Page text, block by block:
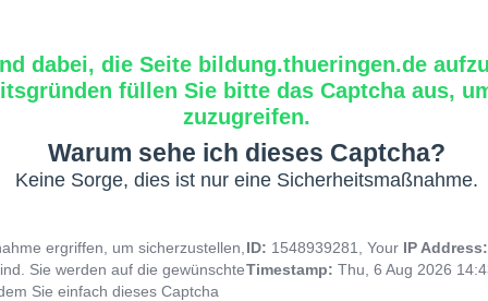
dabei, die Seite bildung.thueringen.de
füllen Sie bitte das Captcha aus,
zuzugreifen.
Warum sehe ich dieses Captcha?
Keine Sorge, dies ist nur eine Sicherheitsmaßnahme.
ergriffen, um sicherzustellen,
Sie werden auf die gewünschte
Sie einfach dieses Captcha
ID: 1548939281, Your IP
Timestamp: Thu, 6 Aug 2026